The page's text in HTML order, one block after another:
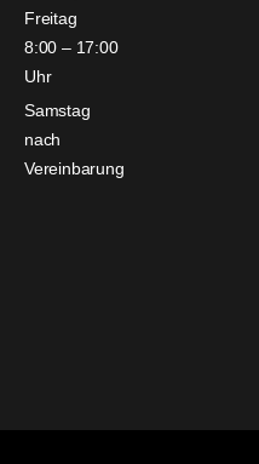
Freitag
8:00 – 17:00
Uhr
Samstag
nach
Vereinbarung